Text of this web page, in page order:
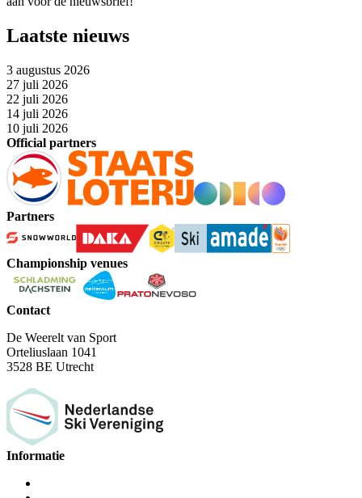
Laatste nieuws
3 augustus 2026
27 juli 2026
22 juli 2026
14 juli 2026
10 juli 2026
Official partners
Partners
Championship venues
Contact
De Weerelt van Sport
Orteliuslaan 1041
3528 BE Utrecht
Informatie